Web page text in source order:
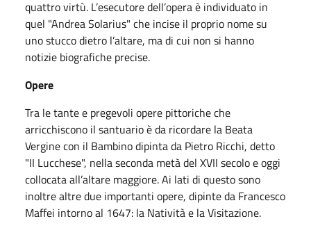
quattro virtù. L’esecutore dell’opera è individuato in
quel "Andrea Solarius" che incise il proprio nome su
uno stucco dietro l’altare, ma di cui non si hanno
notizie biografiche precise.
Opere
Tra le tante e pregevoli opere pittoriche che
arricchiscono il santuario è da ricordare la Beata
Vergine con il Bambino dipinta da Pietro Ricchi, detto
"II Lucchese", nella seconda metà del XVII secolo e oggi
collocata all’altare maggiore. Ai lati di questo sono
inoltre altre due importanti opere, dipinte da Francesco
Maffei intorno al 1647: la Natività e la Visitazione.